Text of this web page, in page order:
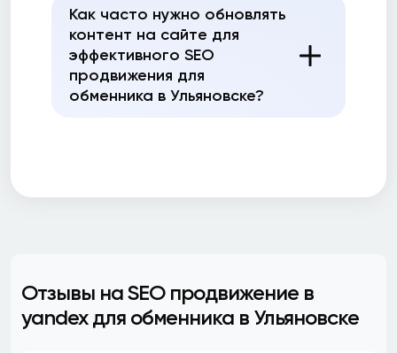
Как часто нужно обновлять
контент на сайте для
эффективного SEO
продвижения для
обменника в Ульяновске?
Отзывы на SEO продвижение в
yandex для обменника в Ульяновске